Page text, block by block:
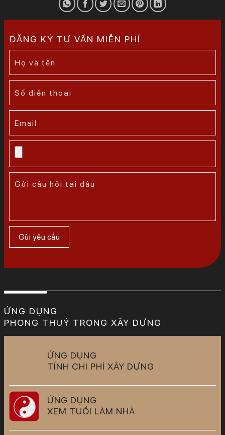
ĐĂNG KÝ TƯ VẤN MIỄN PHÍ
ỨNG DỤNG
PHONG THUỶ TRONG XÂY DỰNG
ỨNG DỤNG
TÍNH CHI PHÍ XÂY DỰNG
ỨNG DỤNG
XEM TUỔI LÀM NHÀ